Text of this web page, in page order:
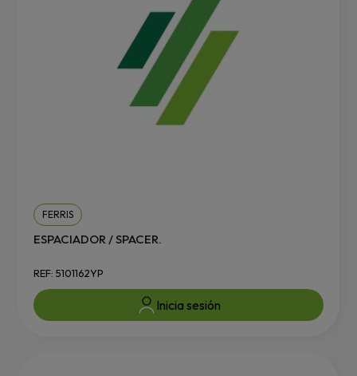
FERRIS
ESPACIADOR / SPACER.
REF: 5101162YP
Inicia sesión